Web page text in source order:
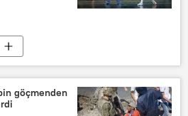
Tiyatrosu
göçmenden